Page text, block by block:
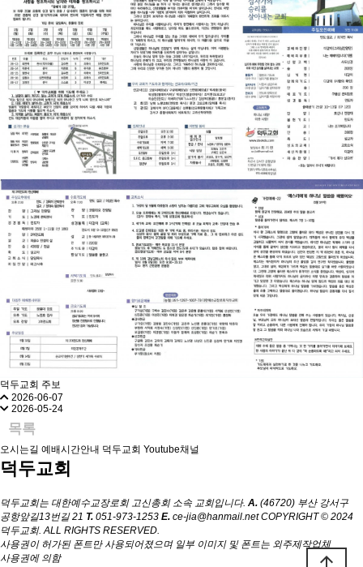
덕두교회 주보
2026-06-07
2026-05-24
목록
오시는길 예배시간안내 덕두교회 Youtube채널
덕두교회
덕두교회는 대한예수교장로회 고신총회 소속 교회입니다. A. (46720) 부산 강서구
공항앞길13번길 21 T. 051-973-1253 E. ce-jia@hanmail.net COPYRIGHT © 2024
덕두교회. ALL RIGHTS RESERVED.
사용권이 허가된 폰트만 사용되어졌으며 일부 이미지 및 폰트는 외주제작업체
사용권에 의함
arrow_upward